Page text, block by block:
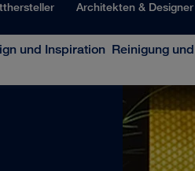
Architekten & Designer
und Inspiration Reinigung